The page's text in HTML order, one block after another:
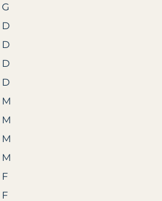
G
D
D
D
D
M
M
M
M
F
F